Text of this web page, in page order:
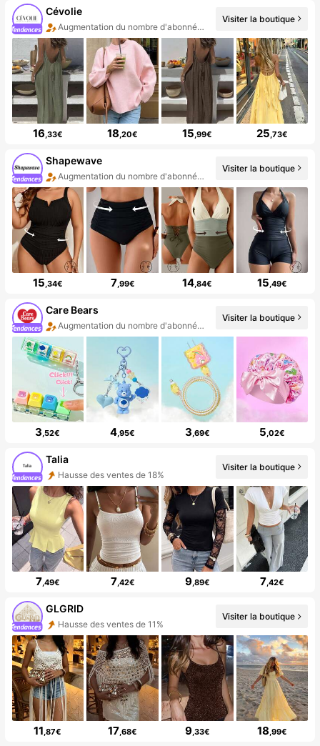
Cévolie
Augmentation du nombre d'abonnés : 79 %
Visiter la boutique
16 ,33€ 18 ,20€ 15 ,99€ 25 ,73€
Shapewave
Augmentation du nombre d'abonnés : 10 %
Visiter la boutique
15 ,34€ 7,99€ 14 ,84€ 15 ,49€
Care Bears
Augmentation du nombre d'abonnés : 14 %
Visiter la boutique
3 ,52€ 4 ,95€ 3 ,69€ 5 ,02€
Talia
Hausse des ventes de 18%
Visiter la boutique
7,49€ 7,42€ 9,89€ 7 ,42€
GLGRID
Hausse des ventes de 11%
Visiter la boutique
11 ,87€ 17 ,68€ 9,33€ 18 ,99€